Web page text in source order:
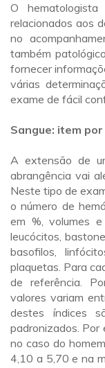
O
relacionados aos
no
também
fornecer
várias
exame de fácil
Sangue: item
A extensão de
abrangência vai
Neste tipo de
o número de
em %, volumes
leucócitos,
basofilos,
plaquetas. Para
de referência.
valores variam
destes índices
padronizados. Por
no caso do
4,10 a 5,70 e na